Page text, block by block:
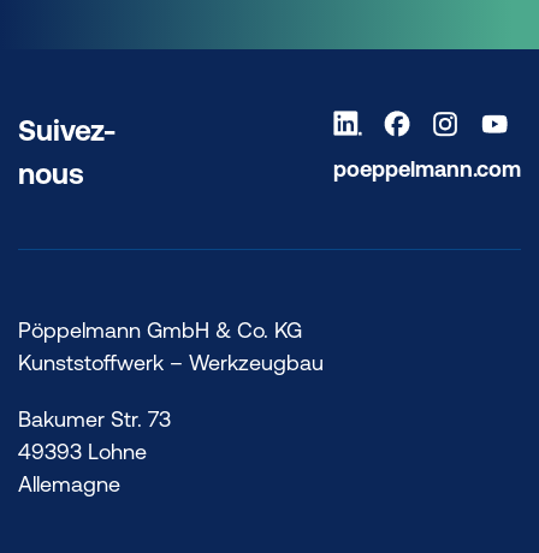
Suivez-
nous
poeppelmann.com
Pöppelmann GmbH & Co. KG
Kunststoffwerk – Werkzeugbau
Bakumer Str. 73
49393 Lohne
Allemagne